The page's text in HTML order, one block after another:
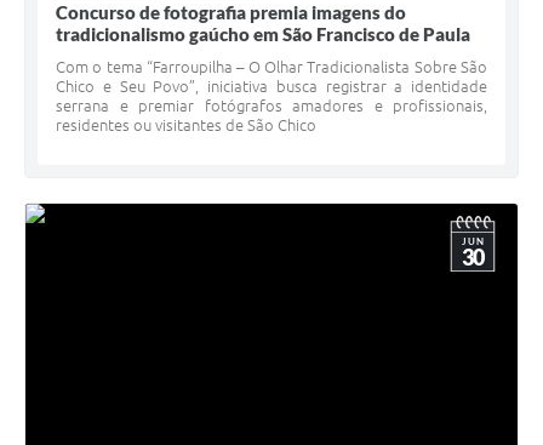
Concurso de fotografia premia imagens do
tradicionalismo gaúcho em São Francisco de Paula
Com o tema “Farroupilha – O Olhar Tradicionalista Sobre São
Chico e Seu Povo”, iniciativa busca registrar a identidade
serrana e premiar fotógrafos amadores e profissionais,
residentes ou visitantes de São Chico
JUN
30